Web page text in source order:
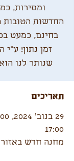
החדשות הטובות
בחינם, כמעט
זמן נתון! ע"י
שנותר לנו
תאריכים
17:00
מחנה חדש